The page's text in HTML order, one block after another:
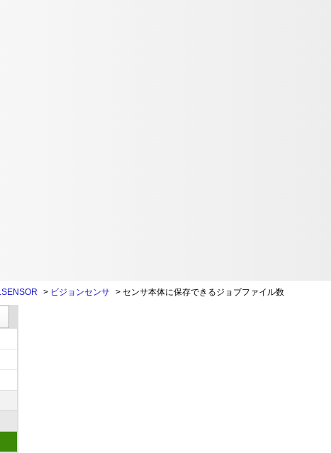
> ビジョンセンサ > センサ本体に保存できるジョブファイル数